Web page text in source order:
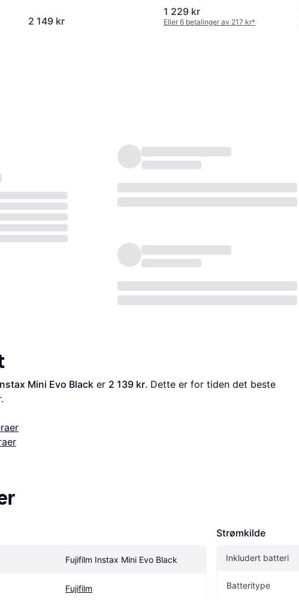
2 149 kr
1 229 kr
Eller 6 betalinger av 217 kr*
Mini Evo Black er 2 139 kr. Dette er for tiden det beste
Fujifilm Instax Mini Evo Black
Fujifilm
Strømkilde
Inkludert batteri
Batteritype